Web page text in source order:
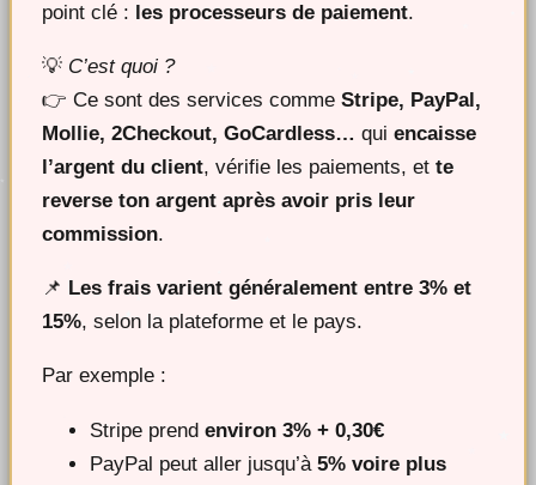
point clé : les processeurs de paiement.
💡 C’est quoi ?
👉 Ce sont des services comme Stripe, PayPal,
Mollie, 2Checkout, GoCardless… qui encaisse
l’argent du client, vérifie les paiements, et te
reverse ton argent après avoir pris leur
commission.
📌 Les frais varient généralement entre 3% et
15%, selon la plateforme et le pays.
Par exemple :
Stripe prend environ 3% + 0,30€
PayPal peut aller jusqu’à 5% voire plus